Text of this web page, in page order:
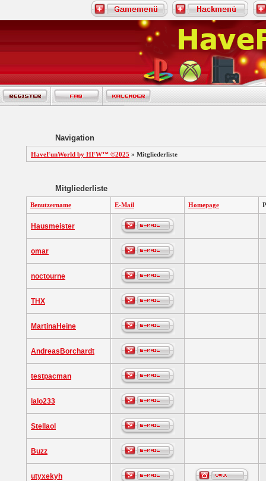
Navigation
HaveFunWorld by HFW™ ©2025 » Mitgliederliste
Mitgliederliste
Benutzername E-Mail Homepage
Hausmeister
omar
noctourne
THX
MartinaHeine
AndreasBorchardt
testpacman
lalo233
Stellaol
Buzz
utyxekyh